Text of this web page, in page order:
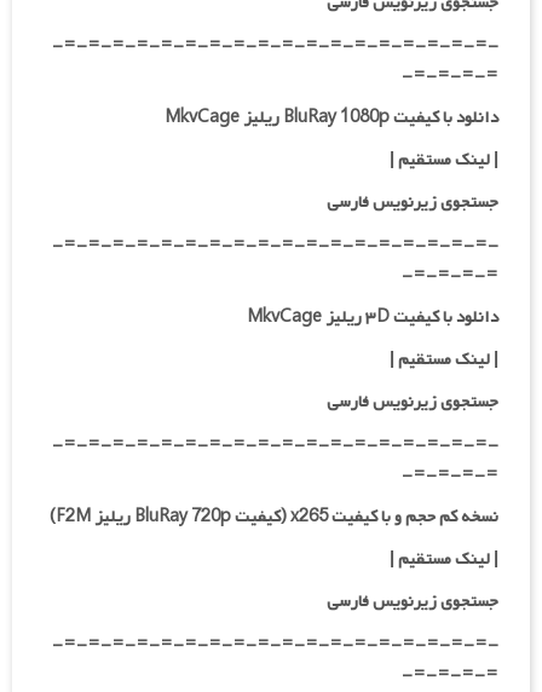
-=-=-=-=-=-=-=-=-=-=-=-=-=-=-=-=-=-=-
=-=-=-=-
دانلود با کیفیت BluRay 1080p ریلیز MkvCage
|لینک مستقیم|
جستجوی زیرنویس فارسی
-=-=-=-=-=-=-=-=-=-=-=-=-=-=-=-=-=-=-
=-=-=-=-
دانلود با کیفیت ۳D ریلیز MkvCage
| لینک مستقیم |
جستجوی زیرنویس فارسی
-=-=-=-=-=-=-=-=-=-=-=-=-=-=-=-=-=-=-
=-=-=-=-
نسخه کم حجم و با کیفیت x265 (کیفیت BluRay 720p ریلیز F2M)
| لینک مستقیم |
جستجوی زیرنویس فارسی
-=-=-=-=-=-=-=-=-=-=-=-=-=-=-=-=-=-=-
=-=-=-=-